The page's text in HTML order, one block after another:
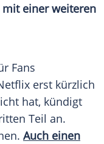
mit einer weiteren
Fans
erst kürzlich
hat, kündigt
Teil an.
Auch einen